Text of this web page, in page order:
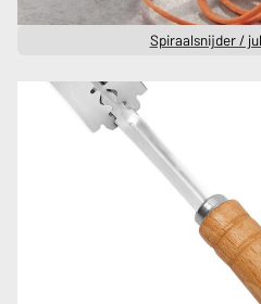
Spiraalsnijder /